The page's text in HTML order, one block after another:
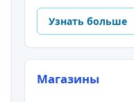
Узнать больше
Магазины